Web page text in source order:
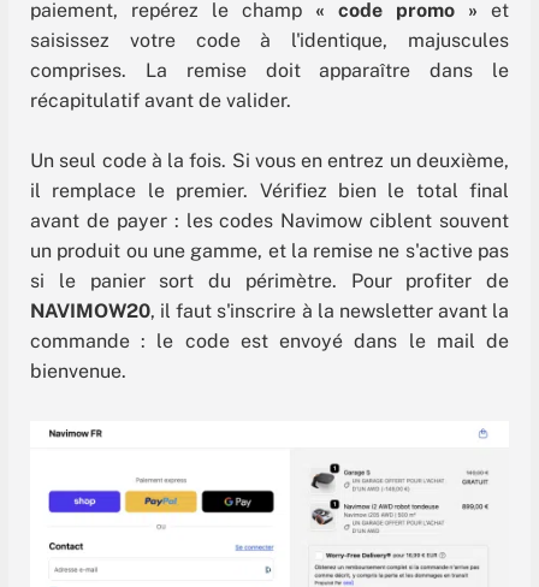
paiement, repérez le champ « code promo » et
saisissez votre code à l'identique, majuscules
comprises. La remise doit apparaître dans le
récapitulatif avant de valider.
Un seul code à la fois. Si vous en entrez un deuxième,
il remplace le premier. Vérifiez bien le total final
avant de payer : les codes Navimow ciblent souvent
un produit ou une gamme, et la remise ne s'active pas
si le panier sort du périmètre. Pour profiter de
NAVIMOW20, il faut s'inscrire à la newsletter avant la
commande : le code est envoyé dans le mail de
bienvenue.